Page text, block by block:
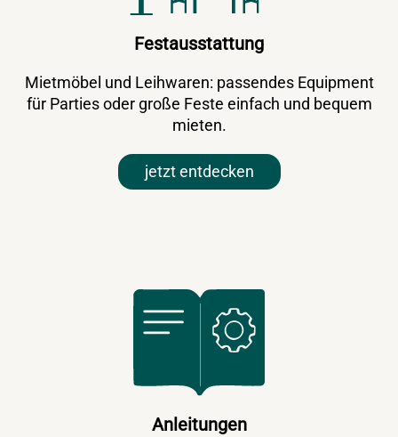
Festausstattung
Mietmöbel und Leihwaren: passendes Equipment
für Parties oder große Feste einfach und bequem
mieten.
jetzt entdecken
Anleitungen